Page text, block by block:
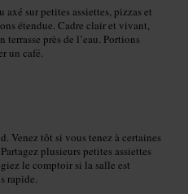
sur petites assiettes, pizzas et
étendue. Cadre clair et vivant,
près de l’eau. Portions
un café.
Venez tôt si vous tenez à certaines
plusieurs petites assiettes
le comptoir si la salle est
rapide.